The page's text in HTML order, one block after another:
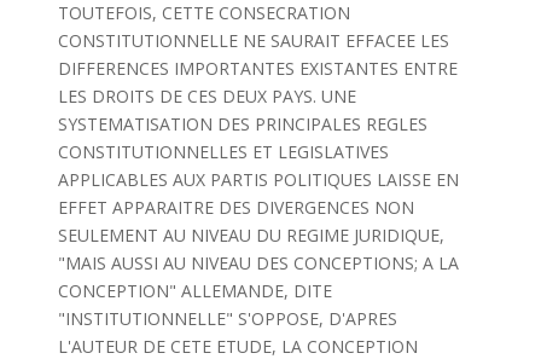
TOUTEFOIS, CETTE CONSECRATION
CONSTITUTIONNELLE NE SAURAIT EFFACEE LES
DIFFERENCES IMPORTANTES EXISTANTES ENTRE
LES DROITS DE CES DEUX PAYS. UNE
SYSTEMATISATION DES PRINCIPALES REGLES
CONSTITUTIONNELLES ET LEGISLATIVES
APPLICABLES AUX PARTIS POLITIQUES LAISSE EN
EFFET APPARAITRE DES DIVERGENCES NON
SEULEMENT AU NIVEAU DU REGIME JURIDIQUE,
"MAIS AUSSI AU NIVEAU DES CONCEPTIONS; A LA
CONCEPTION" ALLEMANDE, DITE
"INSTITUTIONNELLE" S'OPPOSE, D'APRES
L'AUTEUR DE CETE ETUDE, LA CONCEPTION